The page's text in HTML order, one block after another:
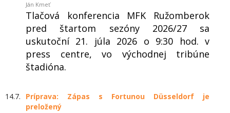
Ján Kmeť
Tlačová konferencia MFK Ružomberok
pred štartom sezóny 2026/27 sa
uskutoční 21. júla 2026 o 9:30 hod. v
press centre, vo východnej tribúne
štadióna.
14.7.
Príprava: Zápas s Fortunou Düsseldorf je
preložený